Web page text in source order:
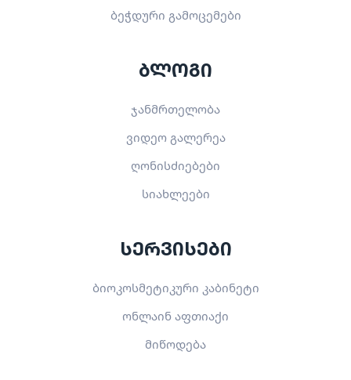
ბეჭდური გამოცემები
ბლოგი
ჯანმრთელობა
ვიდეო გალერეა
ღონისძიებები
სიახლეები
სერვისები
ბიოკოსმეტიკური კაბინეტი
ონლაინ აფთიაქი
მიწოდება